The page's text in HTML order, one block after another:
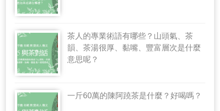
茶人的專業術語有哪些？山頭氣、茶
韻、茶湯很厚、黏嘴、豐富層次是什麼
意思呢？
一斤60萬的陳阿蹺茶是什麼？好喝嗎？